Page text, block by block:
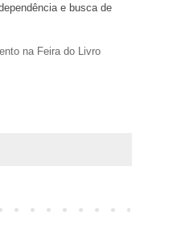
e busca de
na Feira do Livro